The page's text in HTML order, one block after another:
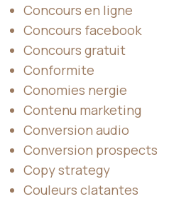
Concours en ligne
Concours facebook
Concours gratuit
Conformite
Conomies nergie
Contenu marketing
Conversion audio
Conversion prospects
Copy strategy
Couleurs clatantes